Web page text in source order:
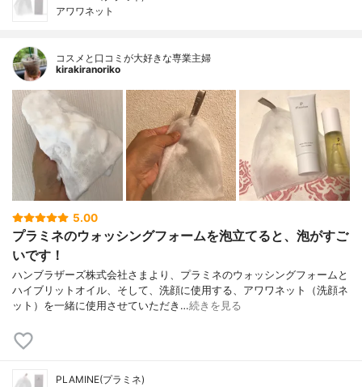
アワワネット
コスメと口コミが大好きな専業主婦
kirakiranoriko
5.00
プラミネのウォッシングフォームを泡立てると、泡がすご
いです！
ハンブラザーズ株式会社さまより、プラミネのウォッシングフォームと
ハイブリットオイル、そして、洗顔に使用する、アワワネット（洗顔ネ
ット）を一緒に使用させていただき…続きを見る
PLAMINE(プラミネ)